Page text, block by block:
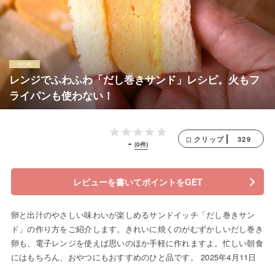
レンジでふわふわ「だし巻きサンド」レシピ。火もフ
ライパンも使わない！
- (0件)
クリップ 329
レビューを書いてポイントをGET
卵と出汁のやさしい味わいが楽しめるサンドイッチ「だし巻きサン
ド」の作り方をご紹介します。きれいに焼くのがむずかしいだし巻き
卵も、電子レンジを使えば思いのほか手軽に作れますよ。忙しい朝食
にはもちろん、おやつにもおすすめのひと品です。 2025年4月11日